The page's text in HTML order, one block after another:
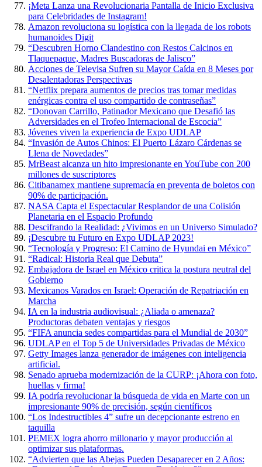
¡Meta Lanza una Revolucionaria Pantalla de Inicio Exclusiva
para Celebridades de Instagram!
Amazon revoluciona su logística con la llegada de los robots
humanoides Digit
“Descubren Horno Clandestino con Restos Calcinos en
Tlaquepaque, Madres Buscadoras de Jalisco”
Acciones de Televisa Sufren su Mayor Caída en 8 Meses por
Desalentadoras Perspectivas
“Netflix prepara aumentos de precios tras tomar medidas
enérgicas contra el uso compartido de contraseñas”
“Donovan Carrillo, Patinador Mexicano que Desafió las
Adversidades en el Trofeo Internacional de Escocia”
Jóvenes viven la experiencia de Expo UDLAP
“Invasión de Autos Chinos: El Puerto Lázaro Cárdenas se
Llena de Novedades”
MrBeast alcanza un hito impresionante en YouTube con 200
millones de suscriptores
Citibanamex mantiene supremacía en preventa de boletos con
90% de participación.
NASA Capta el Espectacular Resplandor de una Colisión
Planetaria en el Espacio Profundo
Descifrando la Realidad: ¿Vivimos en un Universo Simulado?
¡Descubre tu Futuro en Expo UDLAP 2023!
“Tecnología y Progreso: El Camino de Hyundai en México”
“Radical: Historia Real que Debuta”
Embajadora de Israel en México critica la postura neutral del
Gobierno
Mexicanos Varados en Israel: Operación de Repatriación en
Marcha
IA en la industria audiovisual: ¿Aliada o amenaza?
Productoras debaten ventajas y riesgos
“FIFA anuncia sedes compartidas para el Mundial de 2030”
UDLAP en el Top 5 de Universidades Privadas de México
Getty Images lanza generador de imágenes con inteligencia
artificial.
Senado aprueba modernización de la CURP: ¡Ahora con foto,
huellas y firma!
IA podría revolucionar la búsqueda de vida en Marte con un
impresionante 90% de precisión, según científicos
“Los Indestructibles 4” sufre un decepcionante estreno en
taquilla
PEMEX logra ahorro millonario y mayor producción al
optimizar sus plataformas.
“Advierten que las Abejas Pueden Desaparecer en 2 Años: